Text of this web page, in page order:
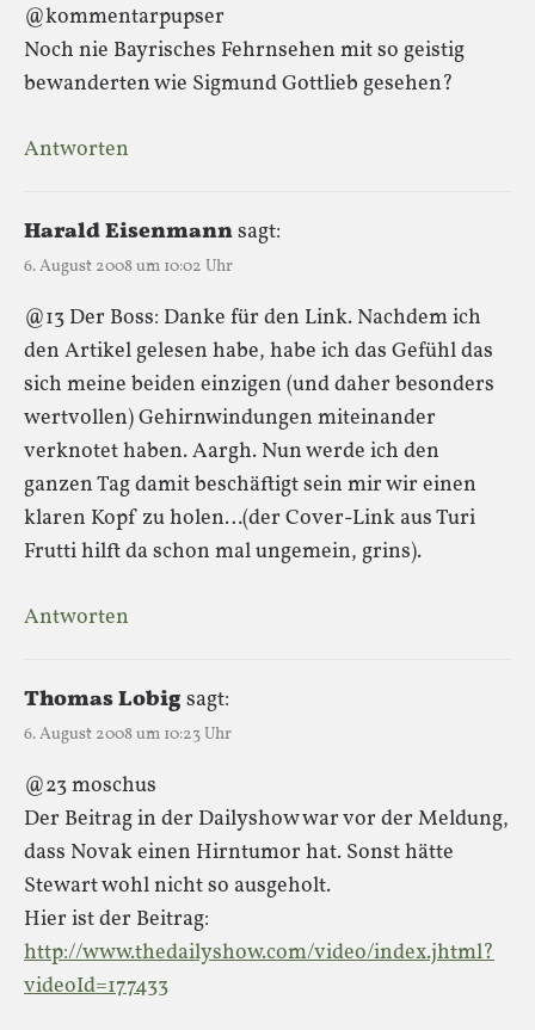
@kommentarpupser
Noch nie Bayrisches Fehrnsehen mit so geistig
bewanderten wie Sigmund Gottlieb gesehen?
Antworten
Harald Eisenmannsagt:
6. August 2008 um 10:02 Uhr
@13 Der Boss: Danke für den Link. Nachdem ich
den Artikel gelesen habe, habe ich das Gefühl das
sich meine beiden einzigen (und daher besonders
wertvollen) Gehirnwindungen miteinander
verknotet haben. Aargh. Nun werde ich den
ganzen Tag damit beschäftigt sein mir wir einen
klaren Kopf zu holen…(der Cover-Link aus Turi
Frutti hilft da schon mal ungemein, grins).
Antworten
Thomas Lobigsagt:
6. August 2008 um 10:23 Uhr
@23 moschus
Der Beitrag in der Dailyshow war vor der Meldung,
dass Novak einen Hirntumor hat. Sonst hätte
Stewart wohl nicht so ausgeholt.
Hier ist der Beitrag:
http://www.thedailyshow.com/video/index.jhtml?
videoId=177433